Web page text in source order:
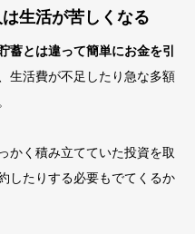
生活が苦しくなる
蓄とは違って簡単にお金を引
生活費が不足したり急な多額
かく積み立てていた投資を取
したりする必要もでてくるか